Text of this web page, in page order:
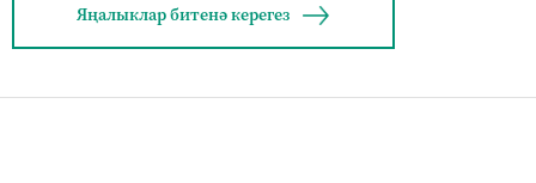
Яңалыклар битенә керегез